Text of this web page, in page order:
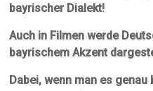
bayrischer Dialekt!
Auch in Filmen werde
bayrischem Akzent
Dabei, wenn man es